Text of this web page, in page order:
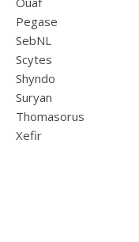
Pegase
SebNL
Scytes
Shyndo
Suryan
Thomasorus
Xefir